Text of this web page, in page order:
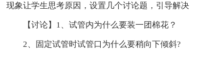
现象让学生思考原因，设置几个讨论题，引导解决
【讨论】1、试管内为什么要装一团棉花？
2、固定试管时试管口为什么要稍向下倾斜?